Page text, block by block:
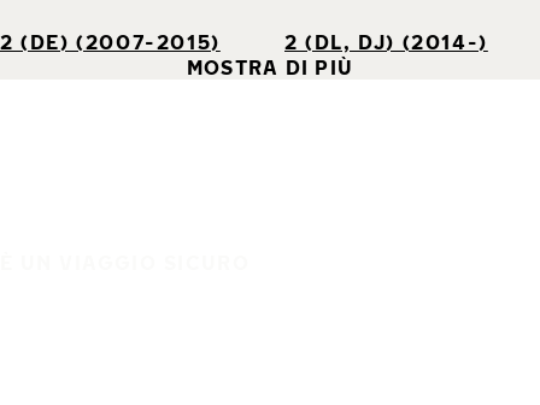
2 (DE) (2007-2015)
2 (DL, DJ) (2014-)
MOSTRA DI PIÙ